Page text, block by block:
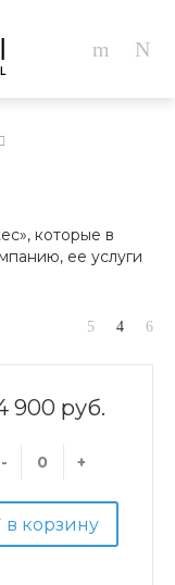
которые в
ее услуги
900 руб.
- +
в корзину